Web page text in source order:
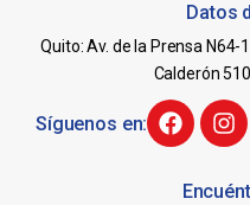
Datos
Quito: Av. de la Prensa
Calderón
Síguenos en: